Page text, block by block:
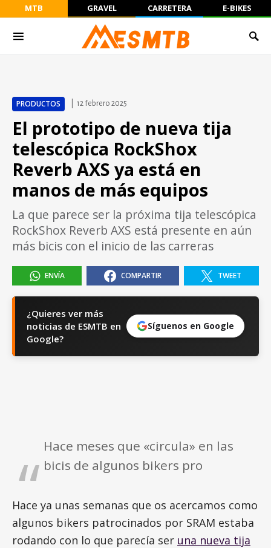
MTB GRAVEL CARRETERA E-BIKES
PRODUCTOS 12 febrero 2025
El prototipo de nueva tija
telescópica RockShox
Reverb AXS ya está en
manos de más equipos
La que parece ser la próxima tija telescópica
RockShox Reverb AXS está presente en aún
más bicis con el inicio de las carreras
ENVÍA COMPARTIR TWEET
¿Quieres ver más
noticias de ESMTB en
Google?
Síguenos en Google
Hace meses que «circula» en las
bicis de algunos bikers pro
Hace ya unas semanas que os acercamos como
algunos bikers patrocinados por SRAM estaba
rodando con lo que parecía ser una nueva tija